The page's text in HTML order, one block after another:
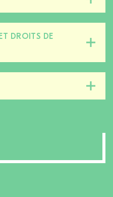
cette
section
DROITS DE
cette